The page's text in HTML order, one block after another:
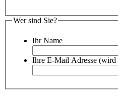
Wer sind Sie?
Ihr Name
Ihre E-Mail Adresse (wird